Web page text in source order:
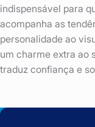
indispensável para
acompanha as
personalidade ao
um charme extra ao
traduz confiança e